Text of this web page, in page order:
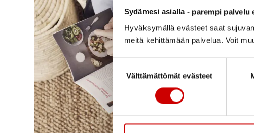
Sydämesi asialla - parempi palvelu
Hyväksymällä evästeet saat
meitä kehittämään palvelua. Voit
Suostumuksen valinta
Välttämättömät evästeet